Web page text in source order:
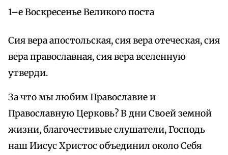
1–е Воскресенье Великого поста
Сия вера апостольская, сия вера отеческая, сия
вера православная, сия вера вселенную
утверди.
За что мы любим Православие и
Православную Церковь? В дни Своей земной
жизни, благочестивые слушатели, Господь
наш Иисус Христос объединил около Себя